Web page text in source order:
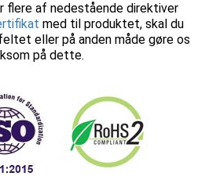
flere af nedestående direktiver
med til produktet, skal du
eller på anden måde gøre os
på dette.